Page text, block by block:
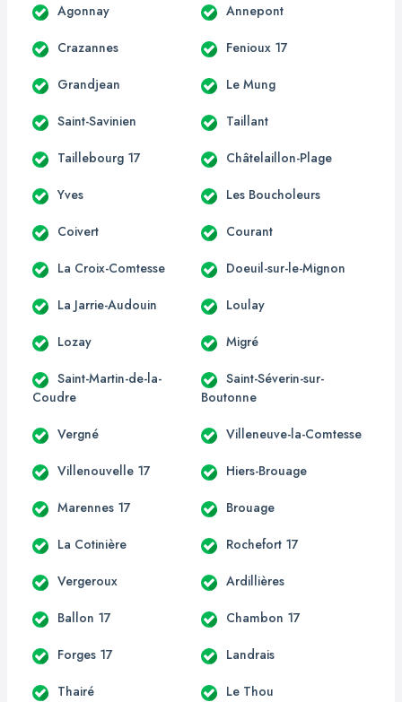
Agonnay Annepont
Crazannes Fenioux 17
Grandjean Le Mung
Saint-Savinien Taillant
Taillebourg 17 Châtelaillon-Plage
Yves Les Boucholeurs
Coivert Courant
La Croix-Comtesse Doeuil-sur-le-Mignon
La Jarrie-Audouin Loulay
Lozay Migré
Saint-Martin-de-la-
Coudre
Saint-Séverin-sur-
Boutonne
Vergné Villeneuve-la-Comtesse
Villenouvelle 17 Hiers-Brouage
Marennes 17 Brouage
La Cotinière Rochefort 17
Vergeroux Ardillières
Ballon 17 Chambon 17
Forges 17 Landrais
Thairé Le Thou